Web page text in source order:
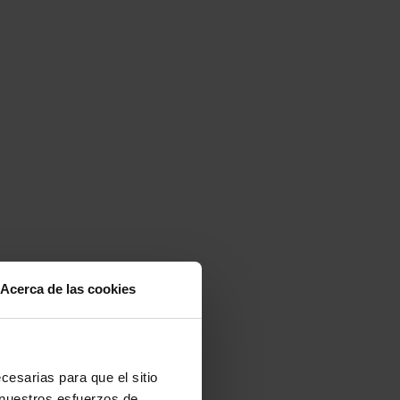
Acerca de las cookies
para que el sitio